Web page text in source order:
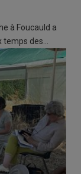
à Foucauld a
temps des…